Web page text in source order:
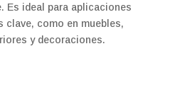
Es ideal para aplicaciones
clave, como en muebles,
y decoraciones.